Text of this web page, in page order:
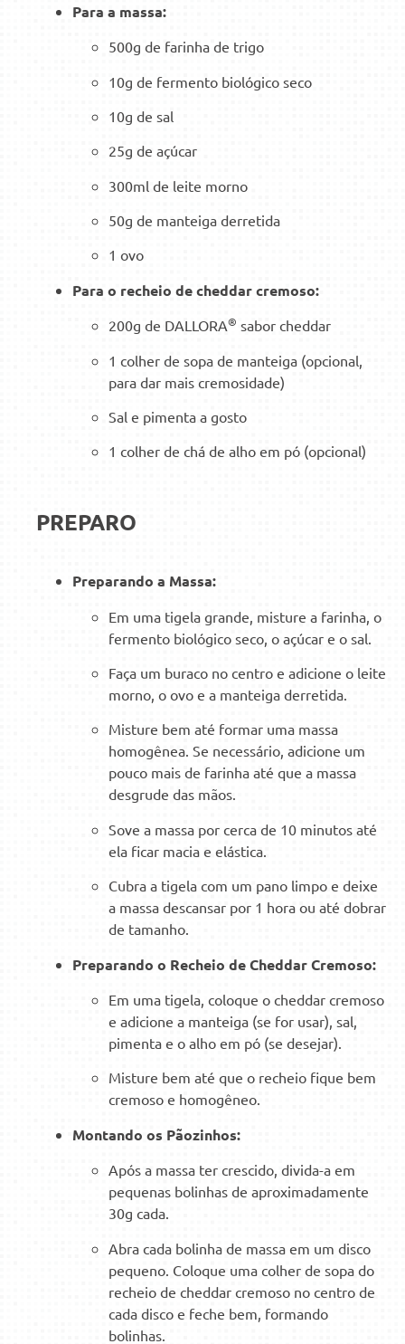
Para a massa:
500g de farinha de trigo
10g de fermento biológico seco
10g de sal
25g de açúcar
300ml de leite morno
50g de manteiga derretida
1 ovo
Para o recheio de cheddar cremoso:
200g de DALLORA® sabor cheddar
1 colher de sopa de manteiga (opcional,
para dar mais cremosidade)
Sal e pimenta a gosto
1 colher de chá de alho em pó (opcional)
PREPARO
Preparando a Massa:
Em uma tigela grande, misture a farinha, o
fermento biológico seco, o açúcar e o sal.
Faça um buraco no centro e adicione o leite
morno, o ovo e a manteiga derretida.
Misture bem até formar uma massa
homogênea. Se necessário, adicione um
pouco mais de farinha até que a massa
desgrude das mãos.
Sove a massa por cerca de 10 minutos até
ela ficar macia e elástica.
Cubra a tigela com um pano limpo e deixe
a massa descansar por 1 hora ou até dobrar
de tamanho.
Preparando o Recheio de Cheddar Cremoso:
Em uma tigela, coloque o cheddar cremoso
e adicione a manteiga (se for usar), sal,
pimenta e o alho em pó (se desejar).
Misture bem até que o recheio fique bem
cremoso e homogêneo.
Montando os Pãozinhos:
Após a massa ter crescido, divida-a em
pequenas bolinhas de aproximadamente
30g cada.
Abra cada bolinha de massa em um disco
pequeno. Coloque uma colher de sopa do
recheio de cheddar cremoso no centro de
cada disco e feche bem, formando
bolinhas.